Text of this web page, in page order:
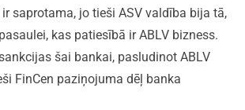
saprotama, jo tieši ASV valdība bija tā,
kas patiesībā ir ABLV bizness.
šai bankai, pasludinot ABLV
FinCen paziņojuma dēļ banka